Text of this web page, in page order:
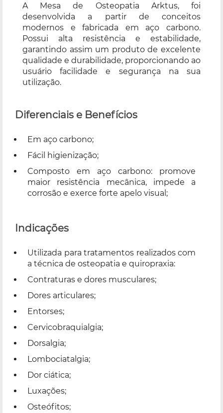
A Mesa de Osteopatia Arktus, foi
desenvolvida a partir de conceitos
modernos e fabricada em aço carbono.
Possui alta resistência e estabilidade,
garantindo assim um produto de excelente
qualidade e durabilidade, proporcionando ao
usuário facilidade e segurança na sua
utilização.
Diferenciais e Benefícios
Em aço carbono;
Fácil higienização;
Composto em aço carbono: promove
maior resistência mecânica, impede a
corrosão e exerce forte apelo visual;
Indicações
Utilizada para tratamentos realizados com
a técnica de osteopatia e quiropraxia:
Contraturas e dores musculares;
Dores articulares;
Entorses;
Cervicobraquialgia;
Dorsalgia;
Lombociatalgia;
Dor ciática;
Luxações;
Osteófitos;